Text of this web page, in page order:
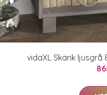
vidaXL Skänk ljusgrå